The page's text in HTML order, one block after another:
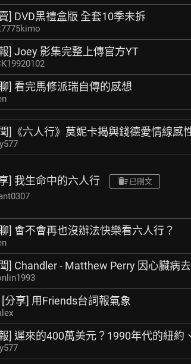
] DVD黑禮盒版 全套10季未拆
] Joey 影集完整上傳官方YT
] 看完馬修派瑞自傳的感想
]《六人行》莫妮卡揭與錢德愛情線感
] 我生命中的六人行 已刪文
] 會不會再也沒辦法快樂看六人行？
] Chandler - Matthew Perry 因心臟病
[分享] 用Friends台詞報氣象
] 遲來的400萬美元？1990年代的紐約